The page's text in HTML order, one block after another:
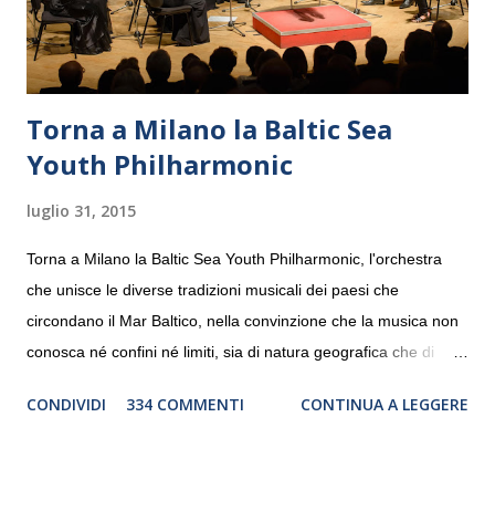
Torna a Milano la Baltic Sea
Youth Philharmonic
luglio 31, 2015
Torna a Milano la Baltic Sea Youth Philharmonic, l'orchestra
che unisce le diverse tradizioni musicali dei paesi che
circondano il Mar Baltico, nella convinzione che la musica non
conosca né confini né limiti, sia di natura geografica che di
debutterà il 10 settembre a Heiden, in Germania, e toccherà, in
CONDIVIDI 334 COMMENTI CONTINUA A LEGGERE